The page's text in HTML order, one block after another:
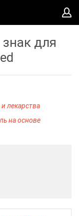
для
лекарства
на основе